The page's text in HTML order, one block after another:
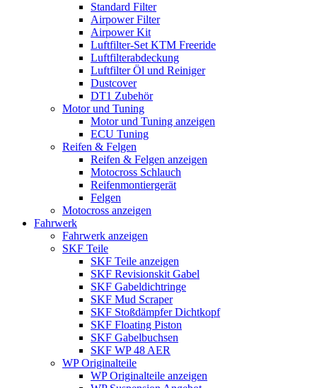
Standard Filter
Airpower Filter
Airpower Kit
Luftfilter-Set KTM Freeride
Luftfilterabdeckung
Luftfilter Öl und Reiniger
Dustcover
DT1 Zubehör
Motor und Tuning
Motor und Tuning anzeigen
ECU Tuning
Reifen & Felgen
Reifen & Felgen anzeigen
Motocross Schlauch
Reifenmontiergerät
Felgen
Motocross anzeigen
Fahrwerk
Fahrwerk anzeigen
SKF Teile
SKF Teile anzeigen
SKF Revisionskit Gabel
SKF Gabeldichtringe
SKF Mud Scraper
SKF Stoßdämpfer Dichtkopf
SKF Floating Piston
SKF Gabelbuchsen
SKF WP 48 AER
WP Originalteile
WP Originalteile anzeigen